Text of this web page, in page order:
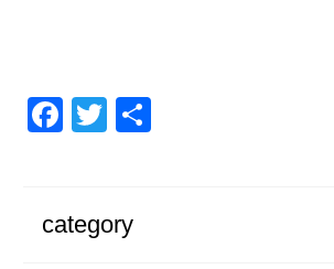
F
e
T
er
category